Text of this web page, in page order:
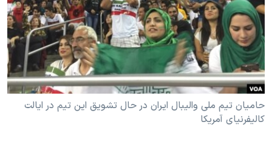
فرهنگ و زندگی
حقوق شهروندی
اقتصادی
علم و فناوری
گالری عکس
مستندها
انتخابات ریاست جمهوری آمریکا ۲۰۲۴
حمله جمهوری اسلامی به اسرائیل
رمز مهسا
اعتراضات زن، زندگی، آزادی
دنبال کنید
زبانهای مختلف
حامیان تیم ملی والیبال ایران در حال تشویق این تیم در ایالت
کالیفرنیای آمریکا